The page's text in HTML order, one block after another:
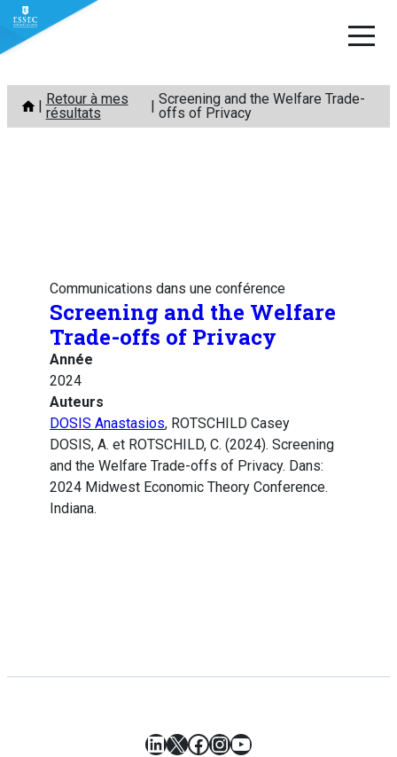
Aller
contenu
Retour à mes
résultats
Screening and the Welfare Trade-
offs of Privacy
Communications dans une conférence
Screening and the Welfare
Trade-offs of Privacy
Année
2024
Auteurs
DOSIS Anastasios, ROTSCHILD Casey
DOSIS, A. et ROTSCHILD, C. (2024). Screening
and the Welfare Trade-offs of Privacy. Dans:
2024 Midwest Economic Theory Conference.
Indiana.
LinkedIn
X Facebook
Instagram
YouTube